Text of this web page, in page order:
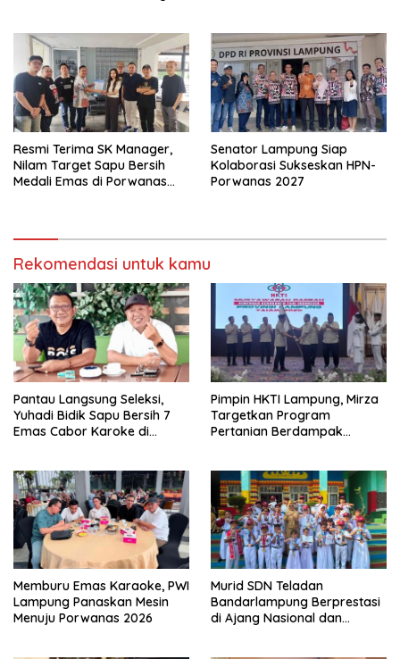
Resmi Terima SK Manager,
Nilam Target Sapu Bersih
Medali Emas di Porwanas
Senator Lampung Siap
Kolaborasi Sukseskan HPN-
Porwanas 2027
Rekomendasi untuk kamu
Pantau Langsung Seleksi,
Yuhadi Bidik Sapu Bersih 7
Emas Cabor Karoke di
Pimpin HKTI Lampung, Mirza
Targetkan Program
Pertanian Berdampak
Memburu Emas Karaoke, PWI
Lampung Panaskan Mesin
Menuju Porwanas 2026
Murid SDN Teladan
Bandarlampung Berprestasi
di Ajang Nasional dan